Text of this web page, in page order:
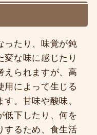
ったり、味覚が鈍
変な味に感じたり
えられますが、高
用によって生じる
。甘味や酸味、
低下したり、何を
するため、食生活